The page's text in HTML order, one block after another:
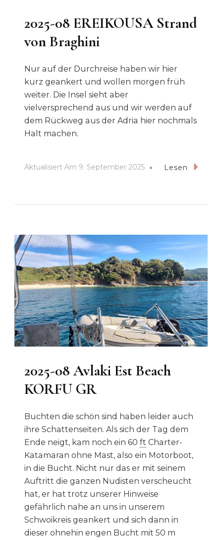
2025-08 EREIKOUSA Strand
von Braghini
Nur auf der Durchreise haben wir hier
kurz geankert und wollen morgen früh
weiter. Die Insel sieht aber
vielversprechend aus und wir werden auf
dem Rückweg aus der Adria hier nochmals
Halt machen.
Aktualisiert Am 9. September 2025 Lesen
2025-08 Avlaki Est Beach
KORFU GR
Buchten die schön sind haben leider auch
ihre Schattenseiten. Als sich der Tag dem
Ende neigt, kam noch ein 60 ft Charter-
Katamaran ohne Mast, also ein Motorboot,
in die Bucht. Nicht nur das er mit seinem
Auftritt die ganzen Nudisten verscheucht
hat, er hat trotz unserer Hinweise
gefährlich nahe an uns in unserem
Schwoikreis geankert und sich dann in
dieser ohnehin engen Bucht mit 50 m